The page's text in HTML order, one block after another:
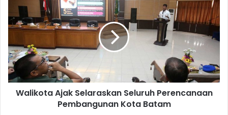
Walikota Ajak Selaraskan Seluruh Perencanaan
Pembangunan Kota Batam